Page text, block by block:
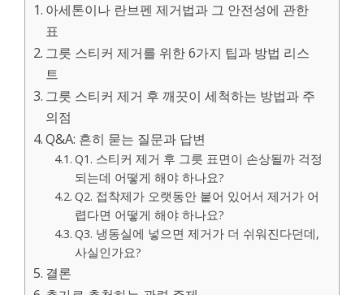
아세톤이나 란브펜 제거법과 그 안전성에 관한
표
그릇 스티커 제거를 위한 6가지 팁과 방법 리스
트
그릇 스티커 제거 후 깨끗이 세척하는 방법과 주
의점
Q&A: 흔히 묻는 질문과 답변
Q1. 스티커 제거 후 그릇 표면이 손상될까 걱정
되는데 어떻게 해야 하나요?
Q2. 접착제가 오랫동안 붙어 있어서 제거가 어
렵다면 어떻게 해야 하나요?
Q3. 냉동실에 넣으면 제거가 더 쉬워진다던데,
사실인가요?
결론